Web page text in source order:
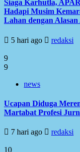
Siaga Karhutla,
Hadapi Musim
Lahan dengan
5 hari ago redaksi
9
9
news
Ucapan Diduga
Martabat Profesi
7 hari ago redaksi
10